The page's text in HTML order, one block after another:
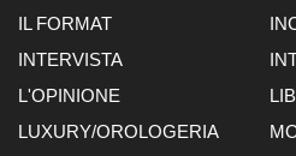
IL FORMAT
INTERVISTA
L'OPINIONE
LUXURY/OROLOGERIA